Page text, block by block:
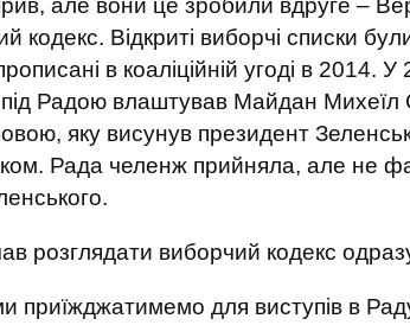
але вони це зробили вдруге –
кодекс. Відкриті виборчі списки
в коаліційній угоді в 2014.
Радою влаштував Майдан Михеїл
яку висунув президент
Рада челенж прийняла, але не
розглядати виборчий кодекс
приїжджатимемо для виступів в